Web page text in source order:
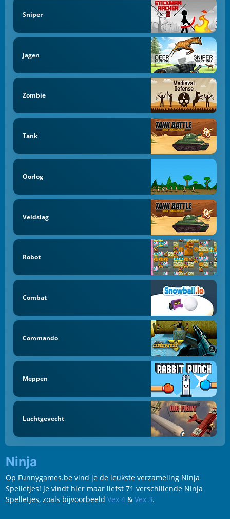
Sniper
Jagen
Zombie
Tank
Oorlog
Veldslag
Robot
Combat
Commando
Meppen
Luchtgevecht
Ninja
Op Funnygames.be vind je de leukste verzameling Ninja
Spelletjes! Je vindt hier maar liefst 71 verschillende Ninja
Spelletjes, zoals bijvoorbeeld Vex 4& Vex 3.